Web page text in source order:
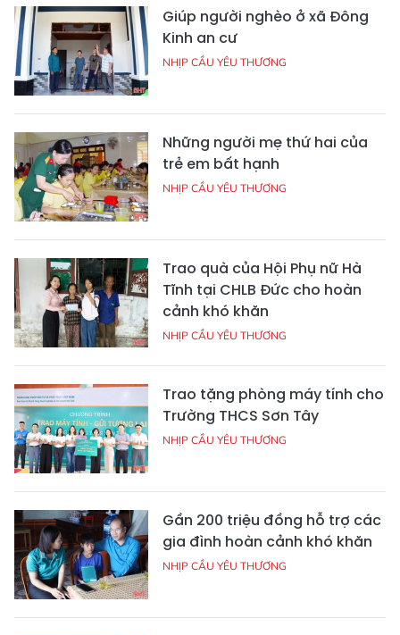
Giúp người nghèo ở xã Đông
Kinh an cư
NHỊP CẦU YÊU THƯƠNG
Những người mẹ thứ hai của
trẻ em bất hạnh
NHỊP CẦU YÊU THƯƠNG
Trao quà của Hội Phụ nữ Hà
Tĩnh tại CHLB Đức cho hoàn
cảnh khó khăn
NHỊP CẦU YÊU THƯƠNG
Trao tặng phòng máy tính cho
Trường THCS Sơn Tây
NHỊP CẦU YÊU THƯƠNG
Gần 200 triệu đồng hỗ trợ các
gia đình hoàn cảnh khó khăn
NHỊP CẦU YÊU THƯƠNG